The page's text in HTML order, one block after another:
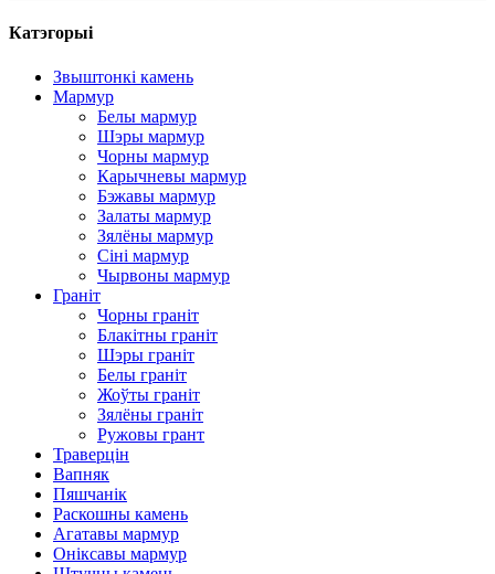
Катэгорыі
Звыштонкі камень
Мармур
Белы мармур
Шэры мармур
Чорны мармур
Карычневы мармур
Бэжавы мармур
Залаты мармур
Зялёны мармур
Сіні мармур
Чырвоны мармур
Граніт
Чорны граніт
Блакітны граніт
Шэры граніт
Белы граніт
Жоўты граніт
Зялёны граніт
Ружовы грант
Траверцін
Вапняк
Пяшчанік
Раскошны камень
Агатавы мармур
Оніксавы мармур